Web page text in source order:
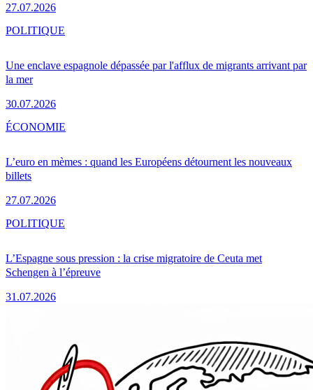
27.07.2026
Une enclave espagnole dépassée par l'afflux de migrants arrivant par
la mer
30.07.2026
POLITIQUE
L’euro en mèmes : quand les Européens détournent les nouveaux
billets
27.07.2026
ÉCONOMIE
L’Espagne sous pression : la crise migratoire de Ceuta met
Schengen à l’épreuve
31.07.2026
POLITIQUE